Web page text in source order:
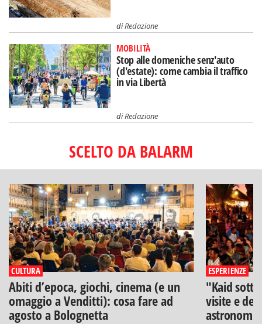
diRedazione
MOBILITÀ
Stop alle domeniche senz'auto
(d'estate): come cambia il traffico
in via Libertà
diRedazione
SCELTO DA BALARM
CULTURA
Abiti d’epoca, giochi, cinema (e un
omaggio a Venditti): cosa fare ad
agosto a Bolognetta
ESPERIENZE
"Kaid
visite e
astronomia